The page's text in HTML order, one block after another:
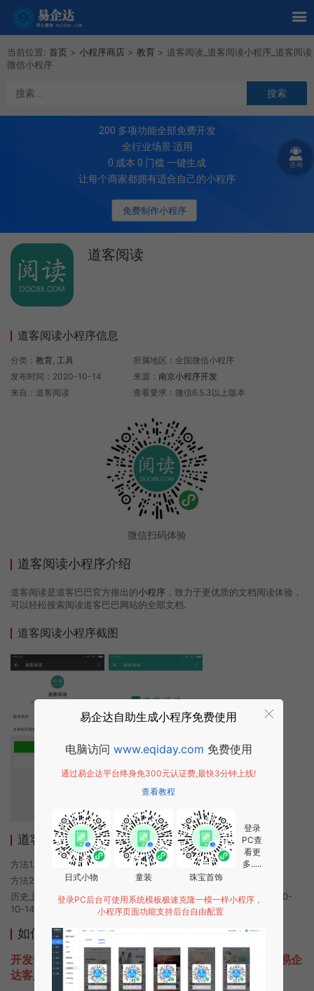
当前位置: 首页 > 小程序商店 > 教育 > 道客阅读_道客阅读小程序_道客阅读
微信小程序
免费制作小程序
200 多项功能全部免费开发
全行业场景 适用
0 成本 0 门槛 一键生成
让每个商家都拥有适合自己的小程序
道客阅读
道客阅读小程序信息
分类： 教育, 工具
发布时间：2020-10-14
来自：道客阅读
所属地区：全国微信小程序
来源：南京小程序开发
查看要求：微信6.5.3以上版本
微信扫码体验
道客阅读小程序介绍
道客阅读是道客巴巴官方推出的小程序 ，致力于更优质的文档阅读体验，
可以轻松搜索阅读道客巴巴网站的全部文档.
道客阅读小程序截图
道客阅读小程序使用方法
方法1. 使用微信扫描本页面上方二维码进入道客阅读的小程序
方法2. 在微信中搜索“道客阅读”即可进入小程序
历史上的今时小程序由道客阅读团队开发，易企达小程序商店于2020-
10-14 14:57发布
如何开发类似道客阅读的小程序
开发一款类似道客阅读的小程序不难，只需要咨询本站易企
达客服即可为您定制开发，免费提供报价。
易企达自助生成小程序免费使用
电脑访问 www.eqiday.com 免费使用
通过易企达平台终身免300元认证费,最快3分钟上线!
查看教程
日式小物 童装 珠宝首饰
登录
PC查
看更
多.....
登录PC后台可使用系统模板极速克隆一模一样小程序，
小程序页面功能支持后台自由配置